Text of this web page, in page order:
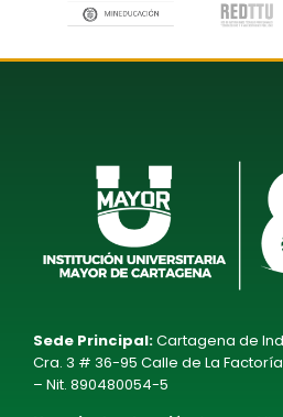
Sede Principal:Cartagena de
Cra. 3 # 36-95 Calle de La
– Nit. 890480054-5